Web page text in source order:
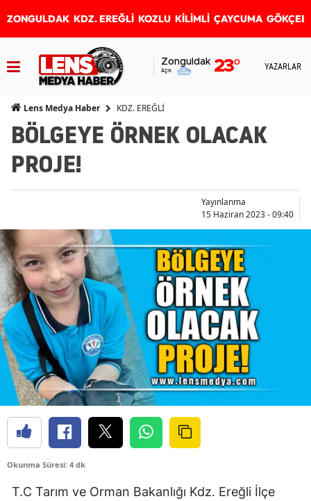
ZONGULDAK KDZ. EREĞLİ KOZLU KİLİMLİ ÇAYCUMA
Zonguldak
Açık 23° YAZARLAR
Lens Medya Haber KDZ. EREĞLİ
BÖLGEYE ÖRNEK OLACAK
PROJE!
Yayınlanma
15 Haziran 2023 - 09:40
Okunma Süresi: 4 dk
T.C Tarım ve Orman Bakanlığı Kdz. Ereğli İlçe